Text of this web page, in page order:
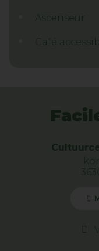
Ascenseur
Café